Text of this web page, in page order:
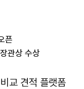
픈
관상 수상
교 견적 플랫폼